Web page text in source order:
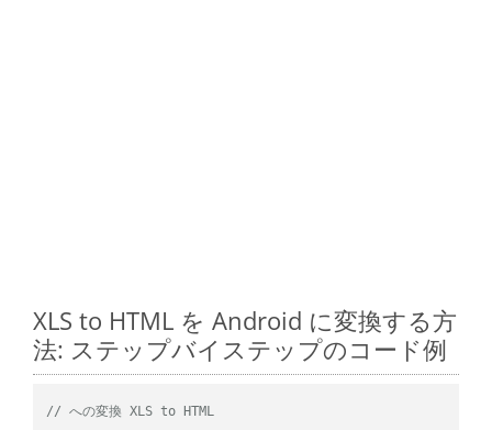
XLS to HTML を Android に変換する方
法: ステップバイステップのコード例
// への変換 XLS to HTML